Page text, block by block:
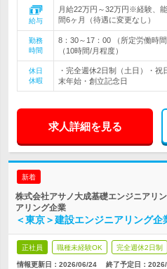
給与
月給22万円～32万円※経験、
間6ヶ月（待遇に変更なし）
勤務
時間
8：30～17：00 （所定労働時
（10時間/月程度）
休日
休暇
・完全週休2日制（土日）・
末年始・創立記念日
求人詳細を見る
新着
株式会社アサノ大成基礎エンジニアリ
アリング企業
＜東京＞建設エンジニアリング
正社員 職種未経験OK 完全週休2日制
情報更新日：2026/06/24 終了予定日：